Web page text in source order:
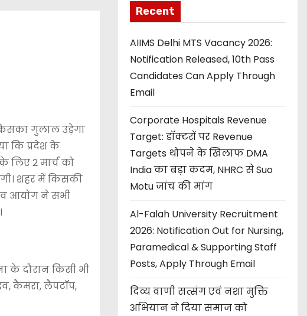
किसका गुलाल उड़ेगा
कि प्रदेश के
लिए 2 मार्च को
शहर में किसकी
आयोग ने सभी
के दौरान किसी भी
कैमरा, लैपटॉप,
Recent
AIIMS Delhi MTS Vacancy 2026:
Notification Released, 10th Pass
Candidates Can Apply Through
Email
Corporate Hospitals Revenue
Target: डॉक्टरों पर Revenue
Targets थोपने के खिलाफ DMA
India का बड़ा कदम, NHRC से Suo
Motu जांच की मांग
Al-Falah University Recruitment
2026: Notification Out for Nursing,
Paramedical & Supporting Staff
Posts, Apply Through Email
दिव्य वाणी सत्संग एवं नशा मुक्ति
अभियान ने दिया समाज को